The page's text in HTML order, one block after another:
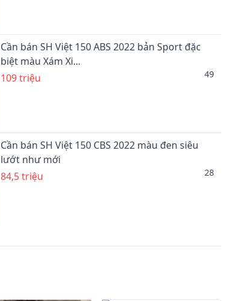
Cần bán SH Việt 150 ABS 2022 bản Sport đặc
biệt màu Xám Xi...
109 triệu
49
Cần bán SH Việt 150 CBS 2022 màu đen siêu
lướt như mới
84,5 triệu
28